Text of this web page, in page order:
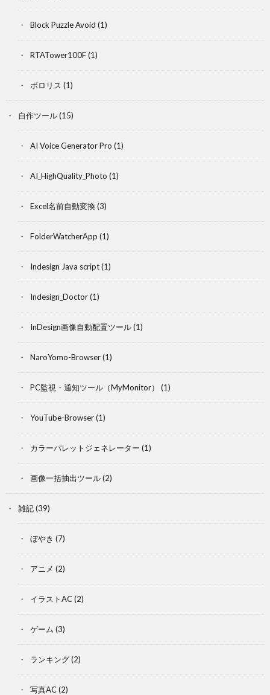
Block Puzzle Avoid (1)
RTATower100F(1)
ボロリス (1)
自作ツール(15)
AI Voice Generator Pro (1)
AI_HighQuality_Photo (1)
Excel名前自動変換(3)
FolderWatcherApp (1)
Indesign Java script(1)
Indesign_Doctor(1)
InDesign画像自動配置ツール(1)
NaroYomo-Browser(1)
PC監視・通知ツール（MyMonitor） (1)
YouTube-Browser(1)
カラーパレットジェネレーター (1)
画像一括抽出ツール(2)
雑記(39)
ぼやき (7)
アニメ (2)
イラストAC(2)
ゲーム (3)
ランキング(2)
写真AC(2)